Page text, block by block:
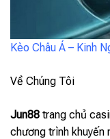
Kèo Châu Á – Kinh
Về Chúng Tôi
Jun88 trang chủ
chương trình khuyến